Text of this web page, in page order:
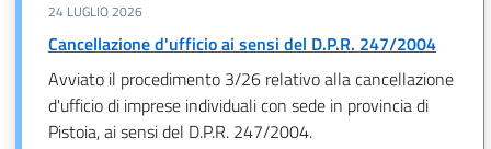
24 LUGLIO 2026
Cancellazione d'ufficio ai sensi del D.P.R. 247/2004
Avviato il procedimento 3/26 relativo alla cancellazione
d'ufficio di imprese individuali con sede in provincia di
Pistoia, ai sensi del D.P.R. 247/2004.